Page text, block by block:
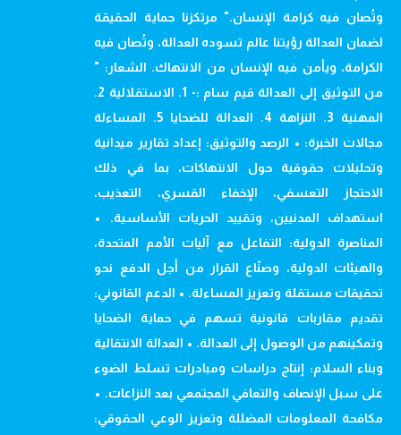
وتُصان فيه كرامة الإنسان." مرتكزنا حماية الحقيقة
لضمان العدالة رؤيتنا عالم تسوده العدالة، وتُصان فيه
الكرامة، ويأمن فيه الإنسان من الانتهاك. الشعار: "
من التوثيق إلى العدالة قيم سام :- 1. الاستقلالية 2.
المهنية 3. النزاهة 4. العدالة للضحايا 5. المساءلة
مجالات الخبرة: • الرصد والتوثيق: إعداد تقارير ميدانية
وتحليلات حقوقية حول الانتهاكات، بما في ذلك
الاحتجاز التعسفي، الإخفاء القسري، التعذيب،
استهداف المدنيين، وتقييد الحريات الأساسية. •
المناصرة الدولية: التفاعل مع آليات الأمم المتحدة،
والهيئات الدولية، وصنّاع القرار من أجل الدفع نحو
تحقيقات مستقلة وتعزيز المساءلة. • الدعم القانوني:
تقديم مقاربات قانونية تسهم في حماية الضحايا
وتمكينهم من الوصول إلى العدالة. • العدالة الانتقالية
وبناء السلام: إنتاج دراسات ومبادرات تسلط الضوء
على سبل الإنصاف والتعافي المجتمعي بعد النزاعات. •
مكافحة المعلومات المضللة وتعزيز الوعي الحقوقي: